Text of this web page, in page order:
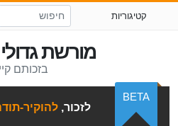
קטיגוריות
מורשת
בזכותם
לזכור,להוקיר-
BETA